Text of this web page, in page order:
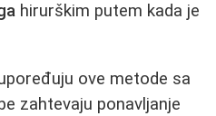
hirurškim putem kada je
ove metode sa
zahtevaju ponavljanje